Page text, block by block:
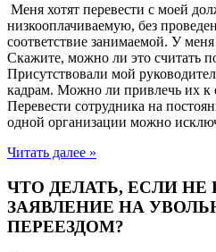
Меня хотят перевести с моей
низкооплачиваемую, без
соответствие занимаемой. У
Скажите, можно ли это считать
Присутствовали мой
кадрам. Можно ли привлечь
Перевести сотрудника на
одной организации можно
Читать далее »
ЧТО ДЕЛАТЬ, ЕСЛИ
ЗАЯВЛЕНИЕ НА
ПЕРЕЕЗДОМ?